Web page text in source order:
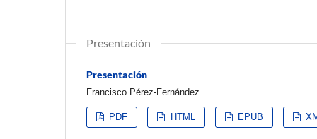
Presentación
Presentación
Francisco Pérez-Fernández
PDF HTML EPUB